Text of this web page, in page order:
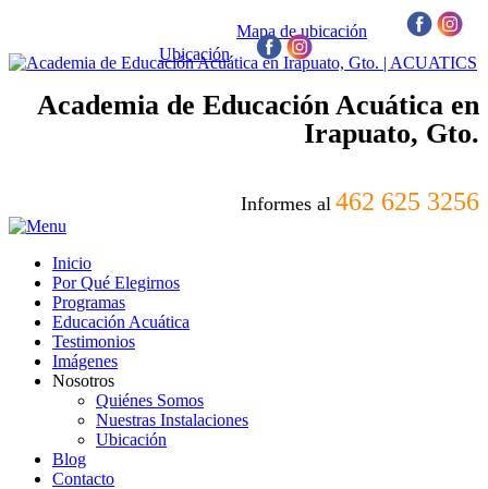
Mapa de ubicación
Ubicación /
Academia de Educación Acuática en
Irapuato, Gto.
Informes al 462 625 3256
Inicio
Por Qué Elegirnos
Programas
Educación Acuática
Testimonios
Imágenes
Nosotros
Quiénes Somos
Nuestras Instalaciones
Ubicación
Blog
Contacto